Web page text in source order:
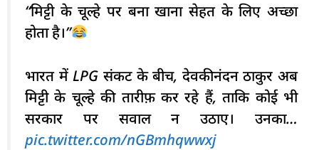
“मिट्टी के चूल्हे पर बना खाना सेहत के लिए अच्छा
होता है।”
भारत में LPG संकट के बीच, देवकीनंदन ठाकुर अब
मिट्टी के चूल्हे की तारीफ़ कर रहे हैं, ताकि कोई भी
सरकार पर सवाल न उठाए। उनका…
pic.twitter.com/nGBmhqwwxj